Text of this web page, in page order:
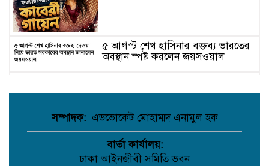
৫ আগস্ট শেখ হাসিনার বক্তব্য ভারতের
অবস্থান স্পষ্ট করলেন জয়সওয়াল
বক্তব্য প্রচারে আইনি বাধা নেই: চিফ
গাজীপুরে ভূমি অফিসে দালালচক্রের
দৌরাত্ম্য: অনিয়ম-অবহেলায় একযোগে
বরখাস্ত ৪ কর্মকর্তা-কর্মচারী
সম্পাদক: এডভোকেট মোহাম্মদ এনামুল হক
বার্তা কার্যালয়:
ঢাকা আইনজীবী সমিতি ভবন